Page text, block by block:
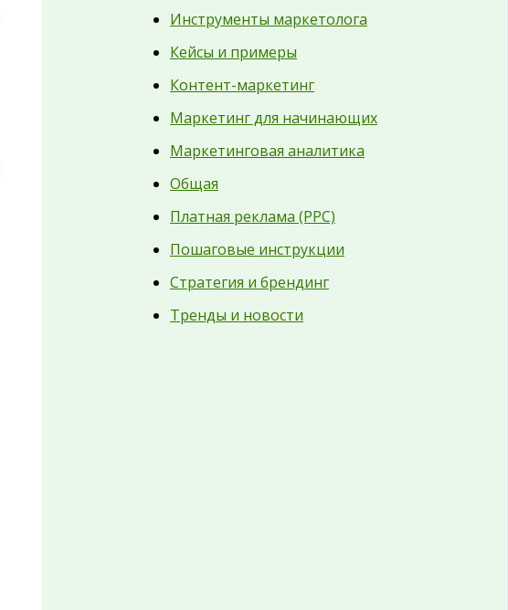
Инструменты маркетолога
Кейсы и примеры
Контент-маркетинг
Маркетинг для начинающих
Маркетинговая аналитика
Общая
Платная реклама (PPC)
Пошаговые инструкции
Стратегия и брендинг
Тренды и новости